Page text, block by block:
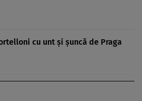
cu unt şi şuncă de Praga